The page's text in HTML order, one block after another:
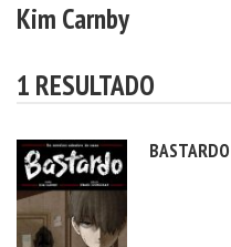
Kim Carnby
1 RESULTADO
BASTARDO